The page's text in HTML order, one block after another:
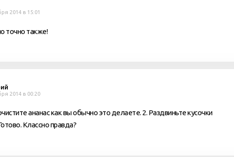
2014 в 15:01
точно также!
2014 в 00:20
ананас как вы обычно это делаете. 2. Раздвиньте кусочки
Классно правда?